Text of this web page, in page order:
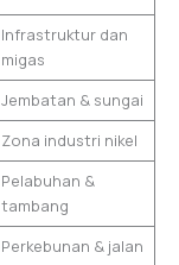
Infrastruktur dan
migas
Jembatan & sungai
Zona industri nikel
Pelabuhan &
tambang
Perkebunan & jalan